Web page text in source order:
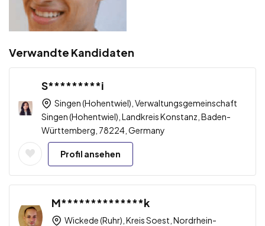
Verwandte Kandidaten
S*********i
Singen (Hohentwiel), Verwaltungsgemeinschaft
Singen (Hohentwiel), Landkreis Konstanz, Baden-
Württemberg, 78224, Germany
Profil ansehen
M**************k
Wickede (Ruhr), Kreis Soest, Nordrhein-